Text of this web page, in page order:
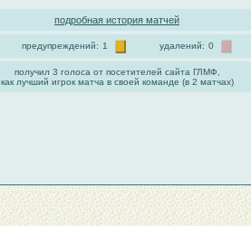
подробная история матчей
предупреждений: 1 удалений: 0
получил 3 голоса от посетителей сайта ГЛМФ,
как лучший игрок матча в своей команде (в 2 матчах)